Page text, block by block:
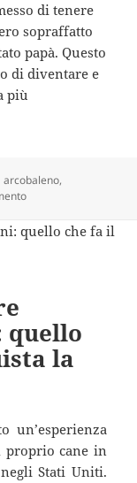
di tenere
sopraffatto
papà. Questo
di diventare e
più
Tag
arcobaleno,
su La commozione e
quello
la
un’esperienza
proprio cane in
Stati Uniti.